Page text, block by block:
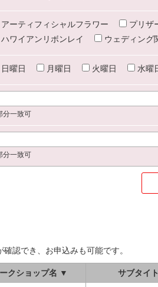
アーティフィシャルフラワー プリザ
ハワイアンリボンレイ
ウェディング
日曜日 月曜日 火曜日 水曜
一致可
一致可
認でき、お申込みも可能です。
クショップ名 ▼ サブタイ